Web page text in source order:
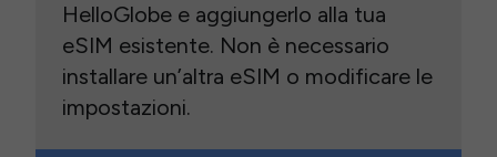
HelloGlobe e aggiungerlo alla tua
eSIM esistente. Non è necessario
installare un’altra eSIM o modificare le
impostazioni.